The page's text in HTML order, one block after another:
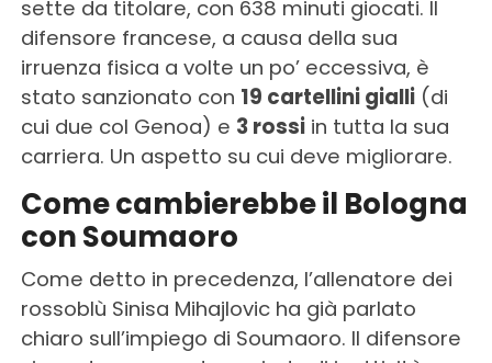
sette da titolare, con 638 minuti giocati. Il
difensore francese, a causa della sua
irruenza fisica a volte un po’ eccessiva, è
stato sanzionato con 19 cartellini gialli(di
cui due col Genoa) e 3 rossiin tutta la sua
carriera. Un aspetto su cui deve migliorare.
Come cambierebbe il Bologna
con Soumaoro
Come detto in precedenza, l’allenatore dei
rossoblù Sinisa Mihajlovic ha già parlato
chiaro sull’impiego di Soumaoro. Il difensore